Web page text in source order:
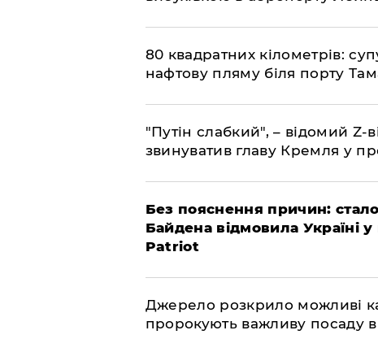
​80 квадратних кілометрів:
нафтову пляму біля порту
"Путін слабкий", – відомий Z-
звинуватив главу Кремля у
​Без пояснення причин: стало
Байдена відмовила Україні
Patriot
​Джерело розкрило можливі
пророкують важливу посаду